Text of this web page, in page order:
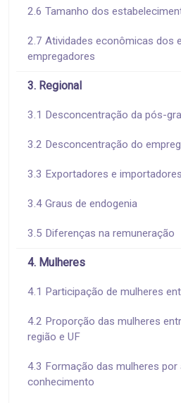
2.6 Tamanho dos
2.7 Atividades econômicas dos
empregadores
3. Regional
3.1 Desconcentração da pós-
3.2 Desconcentração do
3.3 Exportadores e importadores
3.4 Graus de endogenia
3.5 Diferenças na remuneração
4. Mulheres
4.1 Participação de mulheres
4.2 Proporção das mulheres
região e UF
4.3 Formação das mulheres por
conhecimento